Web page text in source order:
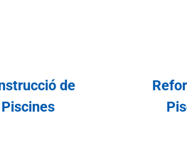
de
Piscines